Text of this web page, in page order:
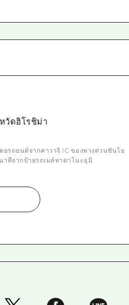
วัดฮิโรชิม่า
รถยนต์จากคาวาจิ IC ของทางด่วนซันโย
ทีจากป้ายรถเมล์ทาดาโนะอุมิ